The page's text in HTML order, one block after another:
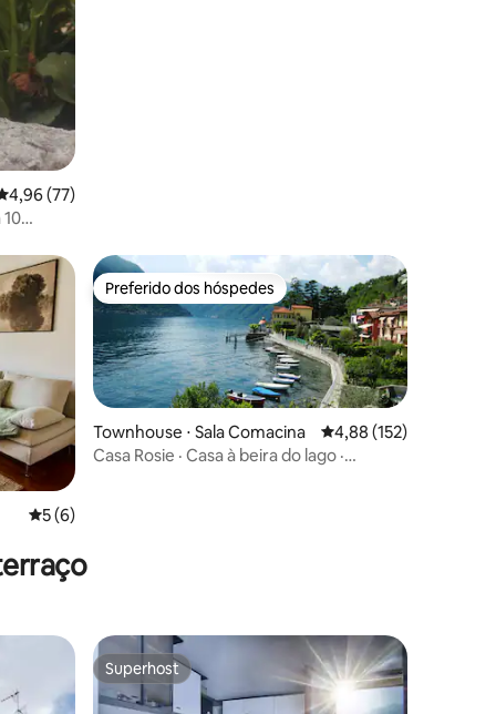
de uma avaliação média de 5, 77 avaliações
4,96 (77)
5 de uma avaliação média de 5, 6 avaliações
5 (6)
Preferido dos hóspedes
Preferido dos hóspedes
Townhouse ⋅ Sala Comacina 4,88 de uma avaliação
4,88 (152)
Casa Rosie · Casa à beira do lago ·
Superhost
Superhost